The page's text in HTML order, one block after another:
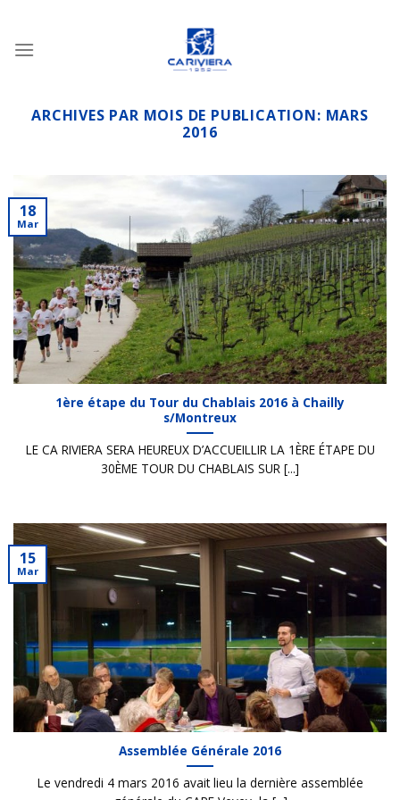
contenu
ARCHIVES PAR MOIS DE PUBLICATION: MARS
2016
1ère étape du Tour du Chablais 2016 à Chailly
s/Montreux
LE CA RIVIERA SERA HEUREUX D’ACCUEILLIR LA 1ÈRE ÉTAPE DU
30ÈME TOUR DU CHABLAIS SUR [...]
18
Mar
Assemblée Générale 2016
Le vendredi 4 mars 2016 avait lieu la dernière assemblée
15
Mar